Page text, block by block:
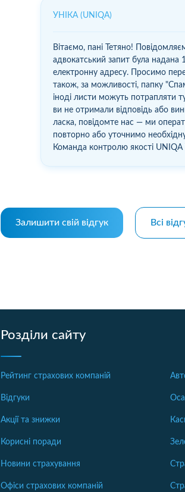
УНІКА (UNIQA)
Вітаємо, пані Тетяно!
адвокатський запит була надана
електронну адресу. Просимо
також, за можливості, папку
іноді листи можуть потрапляти
ви не отримали відповідь або
ласка, повідомте нас — ми
повторно або уточнимо
Команда контролю якості UNIQA
Залишити свій відгук Всі
Розділи сайту
Рейтинг страхових компаній
Відгуки
Акції та знижки
Корисні поради
Новини страхування
Офіси страхових компаній